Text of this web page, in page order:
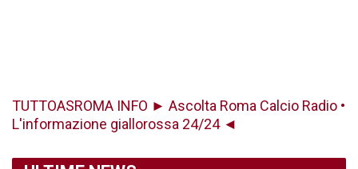
TUTTOASROMA INFO ► Ascolta Roma Calcio Radio •
L'informazione giallorossa 24/24 ◄